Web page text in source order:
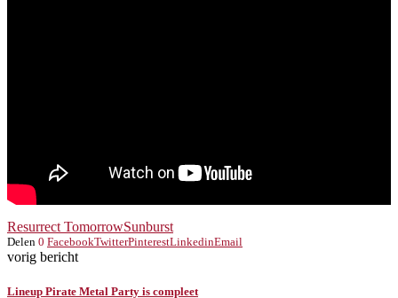
Resurrect TomorrowSunburst
Delen 0 FacebookTwitterPinterestLinkedinEmail
vorig bericht
Lineup Pirate Metal Party is compleet